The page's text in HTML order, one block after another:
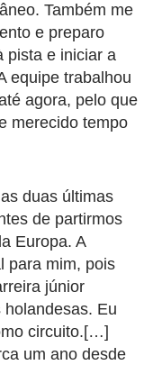
Também me
e preparo
pista e iniciar a
equipe trabalhou
agora, pelo que
merecido tempo
duas últimas
de partirmos
Europa. A
para mim, pois
júnior
Eu
circuito.[…]
um ano desde